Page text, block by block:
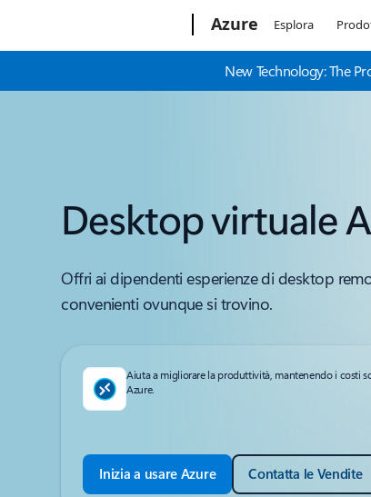
Azure Esplora
New Technology: The
Desktop virtuale
Offri ai dipendenti esperienze di desktop
convenienti ovunque si trovino.
Aiuta a migliorare la produttività, mantenendo i costi
Azure.
Inizia a usare Azure Contatta le Vendite